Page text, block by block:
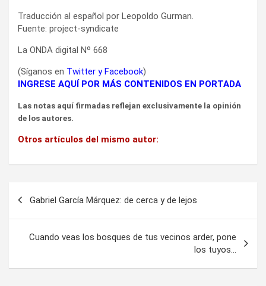
Traducción al español por Leopoldo Gurman.
Fuente: project-syndicate
La ONDA digital Nº 668
(Síganos en Twitter yFacebook)
INGRESE AQUÍ POR MÁS CONTENIDOS EN PORTADA
Las notas aquí firmadas reflejan exclusivamente la opinión
de los autores.
Otros artículos del mismo autor:
entradas
Gabriel García Márquez: de cerca y de lejos
Cuando veas los bosques de tus vecinos arder, pone
los tuyos…